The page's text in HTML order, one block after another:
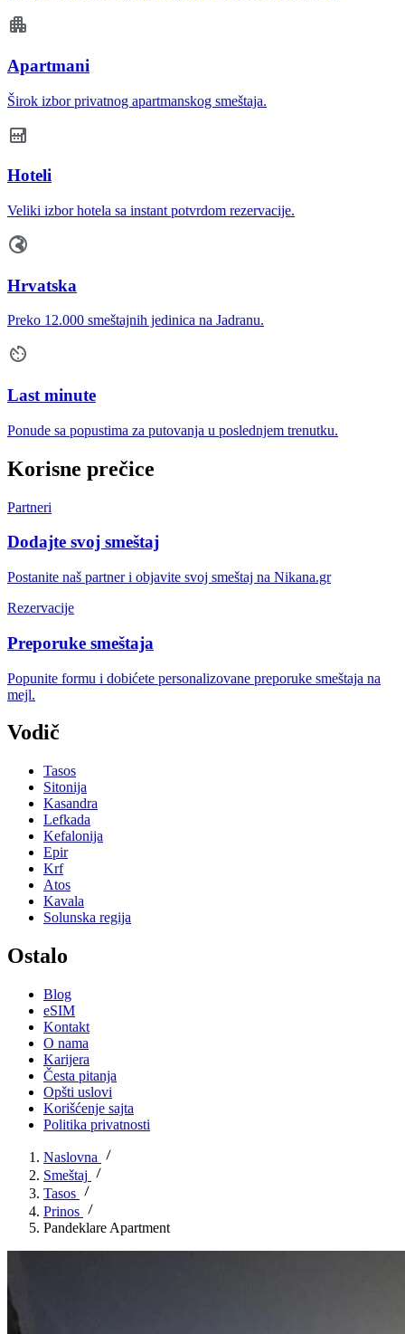
Apartmani
Širok izbor privatnog apartmanskog smeštaja.
Hoteli
Veliki izbor hotela sa instant potvrdom rezervacije.
Hrvatska
Preko 12.000 smeštajnih jedinica na Jadranu.
Last minute
Ponude sa popustima za putovanja u poslednjem trenutku.
Korisne prečice
Partneri
Dodajte svoj smeštaj
Postanite naš partner i objavite svoj smeštaj na Nikana.gr
Rezervacije
Preporuke smeštaja
Popunite formu i dobićete personalizovane preporuke smeštaja na
mejl.
Vodič
Tasos
Sitonija
Kasandra
Lefkada
Kefalonija
Epir
Krf
Atos
Kavala
Solunska regija
Ostalo
Blog
eSIM
Kontakt
O nama
Karijera
Česta pitanja
Opšti uslovi
Korišćenje sajta
Politika privatnosti
Naslovna
Smeštaj
Tasos
Prinos
Pandeklare Apartment